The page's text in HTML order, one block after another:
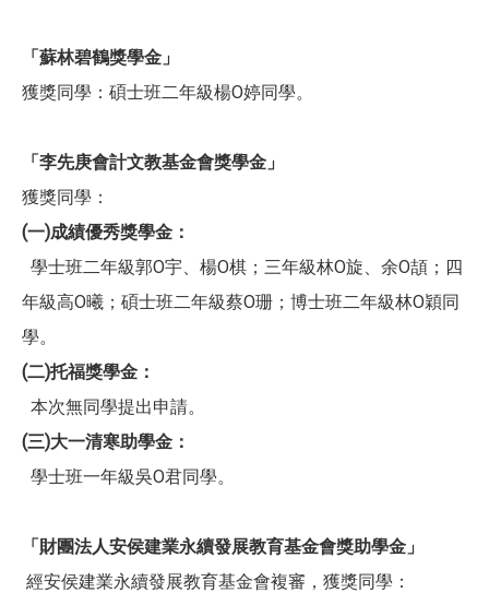
「蘇林碧鶴獎學金」
獲獎同學：碩士班二年級楊O婷同學。
「李先庚會計文教基金會獎學金」
獲獎同學：
(一)成績優秀獎學金：
學士班二年級郭O宇、楊O棋；三年級林O旋、余O頡；四
年級高O曦；碩士班二年級蔡O珊；博士班二年級林O穎同
學。
(二)托福獎學金 ：
本次無同學提出申請。
(三)大一清寒助學金 ：
學士班一年級吳O君同學。
「財團法人安侯建業永續發展教育基金會獎助學金」
經安侯建業永續發展教育基金會複審，獲獎同學：